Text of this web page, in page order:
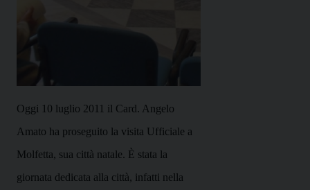
Oggi 10 luglio 2011 il Card. Angelo
Amato ha proseguito la visita Ufficiale a
Molfetta, sua città natale. È stata la
giornata dedicata alla città, infatti nella